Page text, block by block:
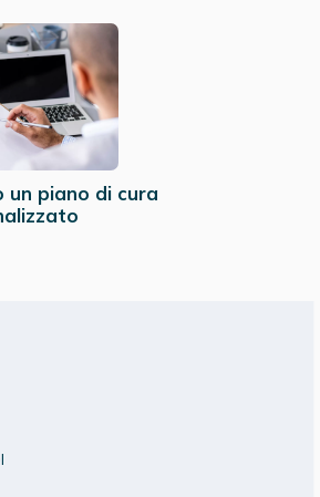
un piano di cura